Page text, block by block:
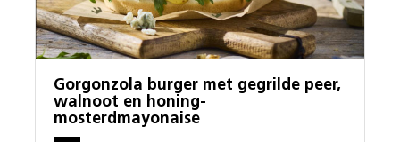
Gorgonzola burger met gegrilde peer,
walnoot en honing-
mosterdmayonaise